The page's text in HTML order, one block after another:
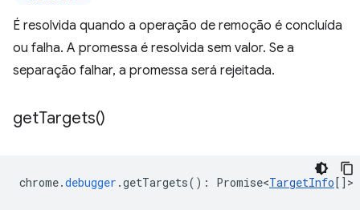
É resolvida quando a operação de remoção é concluída
ou falha. A promessa é resolvida sem valor. Se a
separação falhar, a promessa será rejeitada.
getTargets()
chrome.debugger .getTargets() : Promise<TargetInfo[] >